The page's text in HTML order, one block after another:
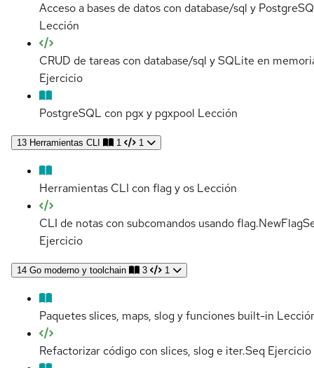
Acceso a bases de datos con database/sql y
Lección
CRUD de tareas con database/sql y SQLite en
Ejercicio
PostgreSQL con pgx y pgxpool Lección
13 Herramientas CLI 1 1
Herramientas CLI con flag y os Lección
CLI de notas con subcomandos usando
Ejercicio
14 Go moderno y toolchain 3 1
Paquetes slices, maps, slog y funciones built-in
Refactorizar código con slices, slog e iter.Seq Ejercicio